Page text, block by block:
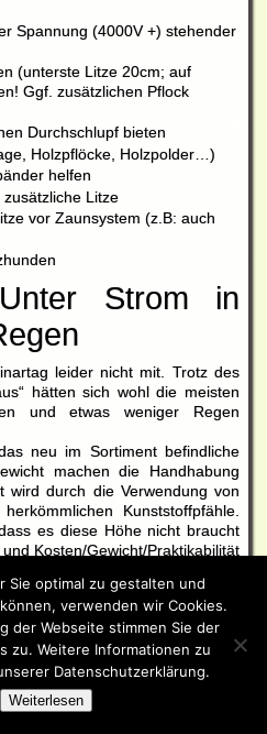
Spannung (4000V +) stehender
(unterste Litze 20cm; auf
Ggf. zusätzlichen Pflock
Durchschlupf bieten
Holzpflöcke, Holzpolder…)
helfen
Litze
vor Zaunsystem (z.B: auch
Strom in
leider nicht mit. Trotz des
hätten sich wohl die meisten
und etwas weniger Regen
neu im Sortiment befindliche
machen die Handhabung
wird durch die Verwendung von
Kunststoffpfähle.
es diese Höhe nicht braucht
Kosten/Gewicht/Praktikabilität
war im Praxiseinsatz allen
mit der Möglichkeit die Litzen
eine gute Leitfähigkeit und
Außerdem kann die
die Erdung ist in manchen
und/oder steinige Böden.
würden sich die Schäfer eine
Sie optimal zu gestalten und
verwenden wir Cookies.
der Webseite stimmen Sie der
zu. Weitere Informationen zu
Datenschutzerklärung.
Weiterlesen